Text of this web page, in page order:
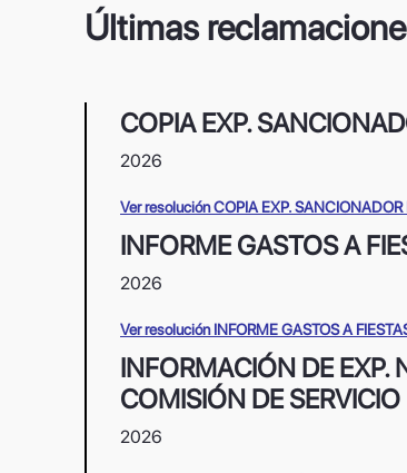
Últimas
COPIA EXP.
2026
Ver resolución COPIA EXP.
INFORME GASTOS A
2026
Ver resolución INFORME GASTOS A
INFORMACIÓN DE EXP.
COMISIÓN DE SERVICIO
2026